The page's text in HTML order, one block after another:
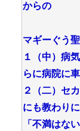
からの
マギーぐう
１（中）病
らに病院に
２（二）セ
にも教わり
「不満はな